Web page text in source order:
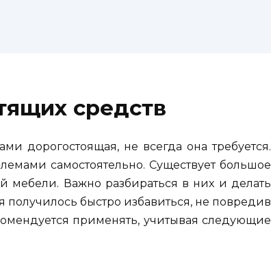
средств
дорогостоящая, не всегда она требуется.
самостоятельно. Существует большое
мебели. Важно разбираться в них и делать
получилось быстро избавиться, не повредив
применять, учитывая следующие